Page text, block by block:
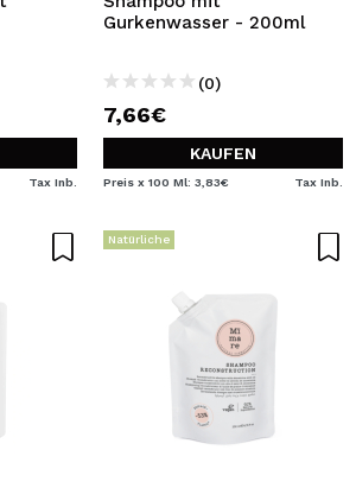
Tax Inb.
Gurkenwasser - 200ml
(0)
7,66€
KAUFEN
Preis x 100 Ml: 3,83€ Tax Inb.
Natürliche